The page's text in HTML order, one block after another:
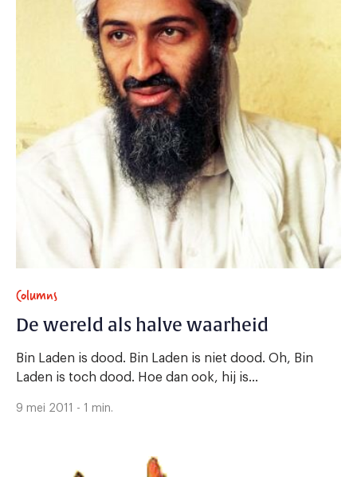
Columns
De wereld als halve waarheid
Bin Laden is dood. Bin Laden is niet dood. Oh, Bin
Laden is toch dood. Hoe dan ook, hij is...
9 mei 2011 - 1 min.